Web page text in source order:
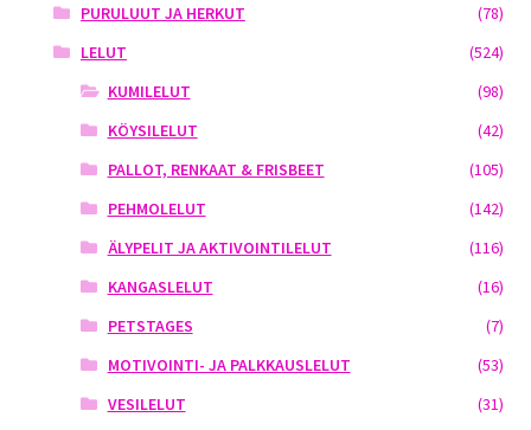
PURULUUT JA HERKUT
(78)
LELUT
(524)
KUMILELUT
(98)
KÖYSILELUT
(42)
PALLOT, RENKAAT & FRISBEET
(105)
PEHMOLELUT
(142)
ÄLYPELIT JA AKTIVOINTILELUT
(116)
KANGASLELUT
(16)
PETSTAGES
(7)
MOTIVOINTI- JA PALKKAUSLELUT
(53)
VESILELUT
(31)